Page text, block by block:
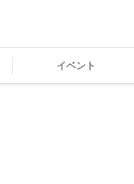
イベント